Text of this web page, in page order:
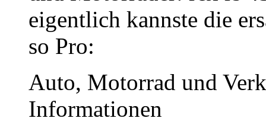
eigentlich kannste die
so Pro:
Auto, Motorrad und
Informationen